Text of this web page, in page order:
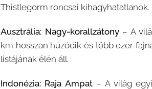
Thistlegorm roncsai kihagyhatatlanok.
Ausztrália: Nagy-korallzátony– A
km hosszan húzódik és több ezer
listájának élén áll.
Indonézia: Raja Ampat– A világ